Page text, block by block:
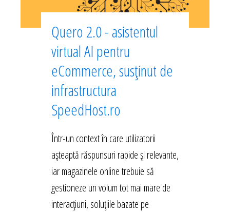
Quero 2.0 - asistentul
virtual AI pentru
eCommerce, susținut de
infrastructura
SpeedHost.ro
Într-un context în care utilizatorii
așteaptă răspunsuri rapide și relevante,
iar magazinele online trebuie să
gestioneze un volum tot mai mare de
interacțiuni, soluțiile bazate pe